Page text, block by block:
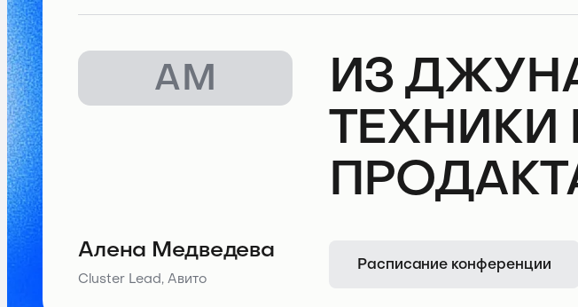
АМ
ИЗ
Алена Медведева
Cluster Lead, Авито
Расписание конференции